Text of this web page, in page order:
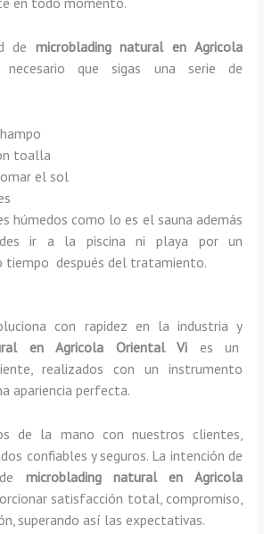
de microbladingnaturalen Agricola
necesario que sigas una serie de
toalla
el sol
húmedos como lo es el sauna además
ir a la piscina ni playa por un
tiempo después del tratamiento.
con rapidez en la industria y
en Agricola Oriental Vi es un
realizados con un instrumento
apariencia perfecta.
de la mano con nuestros clientes,
confiables y seguros. La intención de
microbladingnaturalen Agricola
satisfacción total, compromiso,
superando así las expectativas.